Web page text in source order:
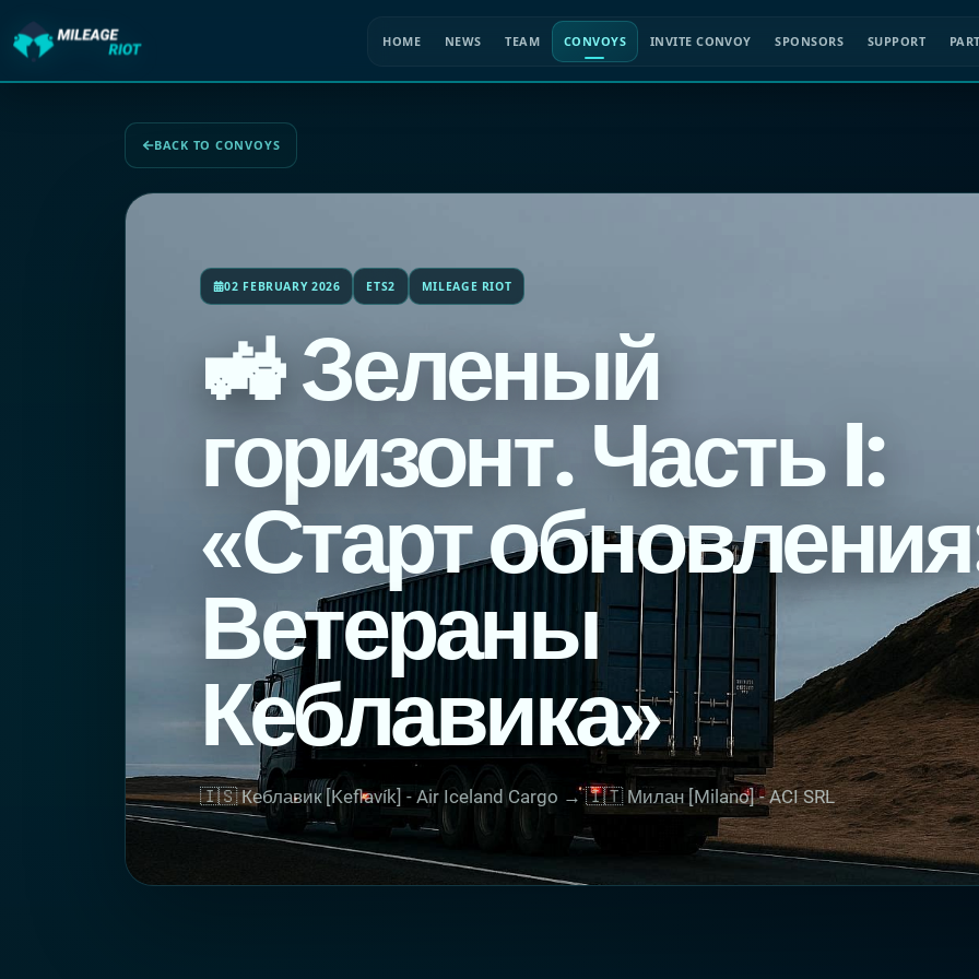
BACK TO CONVOYS
02 FEBRUARY 2026 ETS2 MILEAGE RIOT
🚜 Зеленый
горизонт. Часть I:
«Старт
Ветераны
Кеблавика»
🇮🇸 Кеблавик [Keflavík] - Air Iceland Cargo → 🇮🇹 Милан [Milano] - ACI SRL
HOME NEWS TEAM CONVOYS INVITE CONVOY SPONSORS SUPPORT